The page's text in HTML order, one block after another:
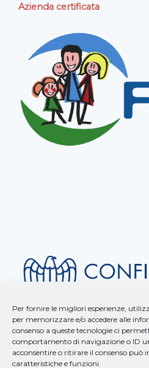
Per fornire le migliori esperienze,
per memorizzare e/o accedere alle
consenso a queste tecnologie ci
comportamento di navigazione o ID
acconsentire o ritirare il consenso
caratteristiche e funzioni.
Azienda certificata